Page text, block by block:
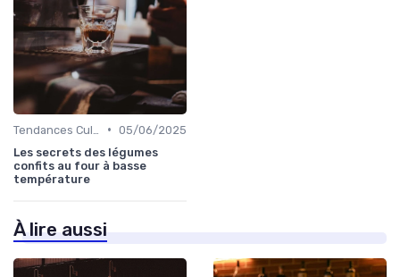
• 05/06/2025
Les secrets des légumes
confits au four à basse
température
À lire aussi